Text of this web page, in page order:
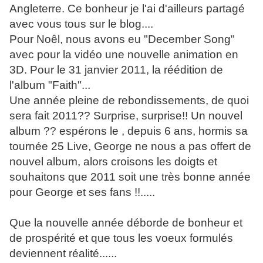
Angleterre. Ce bonheur je l'ai d'ailleurs partagé
avec vous tous sur le blog....
Pour Noêl, nous avons eu "December Song"
avec pour la vidéo une nouvelle animation en
3D. Pour le 31 janvier 2011, la réédition de
l'album "Faith"...
Une année pleine de rebondissements, de quoi
sera fait 2011?? Surprise, surprise!! Un nouvel
album ?? espérons le , depuis 6 ans, hormis sa
tournée 25 Live, George ne nous a pas offert de
nouvel album, alors croisons les doigts et
souhaitons que 2011 soit une très bonne année
pour George et ses fans !!.....
Que la nouvelle année déborde de bonheur et
de prospérité et que tous les voeux formulés
deviennent réalité......